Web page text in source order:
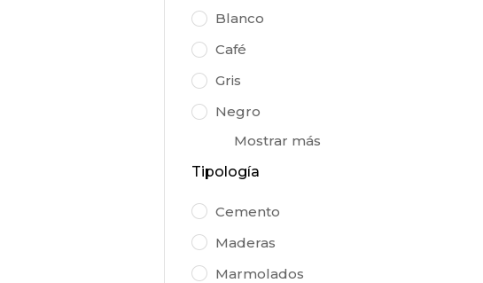
Blanco
Café
Gris
Negro
Mostrar más
Tipología
Cemento
Maderas
Marmolados